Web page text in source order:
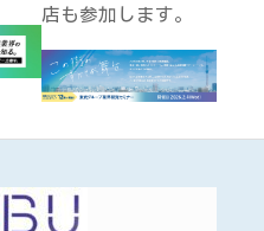
店も参加します。